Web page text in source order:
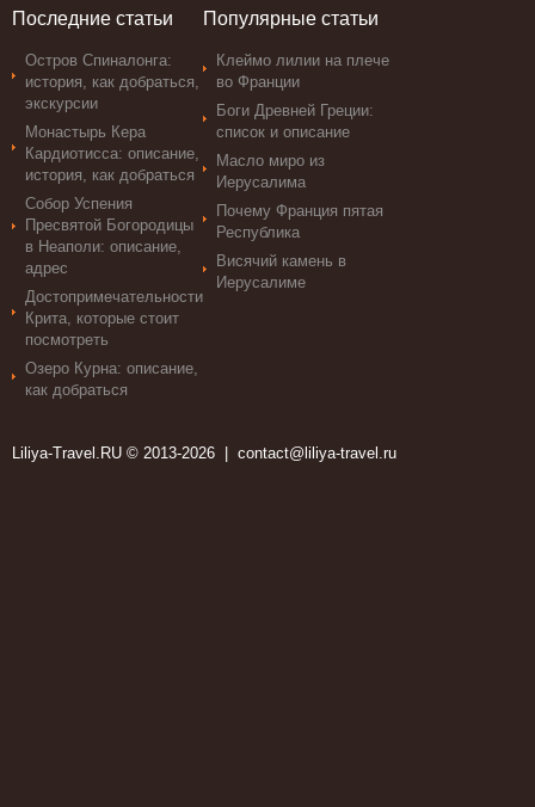
Последние статьи
Остров Спиналонга:
история, как добраться,
экскурсии
Монастырь Кера
Кардиотисса: описание,
история, как добраться
Собор Успения
Пресвятой Богородицы
в Неаполи: описание,
адрес
Достопримечательности
Крита, которые стоит
посмотреть
Озеро Курна: описание,
как добраться
Популярные статьи
Клеймо лилии на плече
во Франции
Боги Древней Греции:
список и описание
Масло миро из
Иерусалима
Почему Франция пятая
Республика
Висячий камень в
Иерусалиме
Liliya-Travel.RU © 2013-2026 | contact@liliya-travel.ru